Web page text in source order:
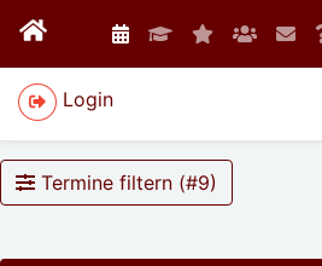
Login
Termine filtern (#9)